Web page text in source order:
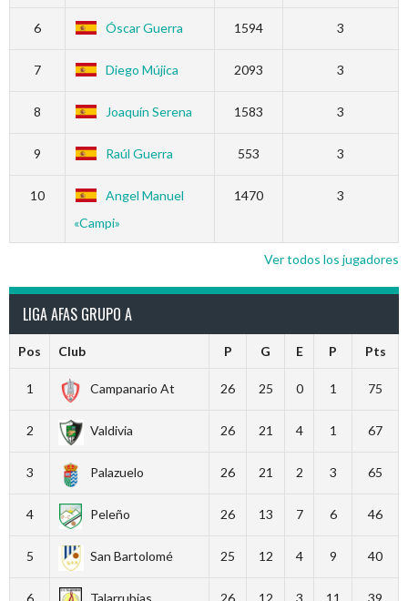
6 Óscar Guerra 1594 3
7 Diego Mújica 2093 3
8 Joaquín Serena 1583 3
9 Raúl Guerra 553 3
10
Angel Manuel
«Campi»
1470 3
Ver todos los jugadores
LIGA AFAS GRUPO A
Pos Club P G E P Pts
1 Campanario At 26 25 0 1 75
2 Valdivia 26 21 4 1 67
3 Palazuelo 26 21 2 3 65
4 Peleño 26 13 7 6 46
5 San Bartolomé 25 12 4 9 40
6 Talarrubias 26 12 3 11 39